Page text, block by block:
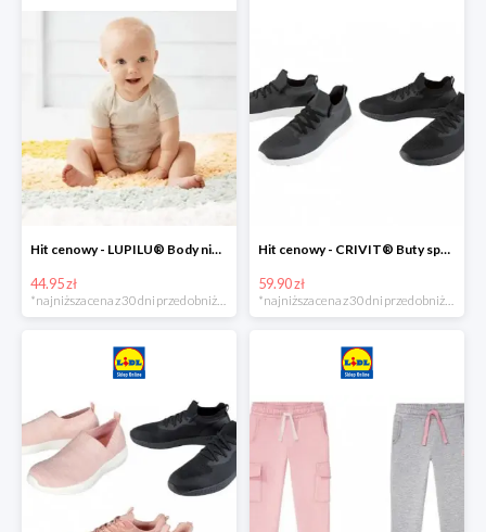
Hit cenowy - LUPILU® Body niemowlęce z biobawełny, z krótkim rękawem, 5 sztuk
44.95 zł
*najniższa cena z 30 dni przed obniżką
Hit cenowy - CRIVIT® Buty sportowe chłopięce WellWalk, 1 para
59.90 zł
*najniższa cena z 30 dni przed obniżką